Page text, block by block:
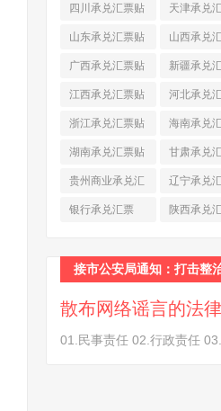
现 (912)
现(123)
四川承兑汇票贴
现(790)
天津承兑
现(242)
山东承兑汇票贴
现(874)
山西承兑
现(463)
广西承兑汇票贴
现(278)
新疆承兑
现(264)
江西承兑汇票贴
现(366)
河北承兑
现(374)
浙江承兑汇票贴
现(691)
海南承兑
现(145)
湖南承兑汇票贴
现(453)
甘肃承兑
现(194)
贵州商业承兑汇
票(284)
辽宁承兑
现(344)
银行承兑汇票
陕西承兑
接市公安局通知：打击整
散布网络谣言的法
01.民事责任 02.行政责任